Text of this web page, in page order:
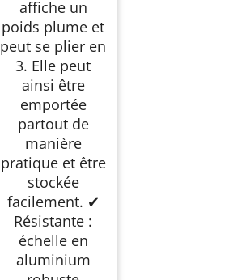
affiche un
poids plume et
peut se plier en
3. Elle peut
ainsi être
emportée
partout de
manière
pratique et être
stockée
facilement. ✔
Résistante :
échelle en
aluminium